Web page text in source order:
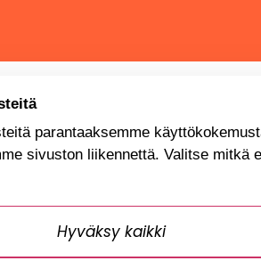
parantaaksemme
sivuston liikennettä. Valitse mitkä
Hyväksy kaikki